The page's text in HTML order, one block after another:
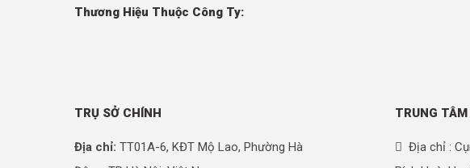
Thương Hiệu Thuộc Công Ty:
TRỤ SỞ CHÍNH
Địa chỉ: TT01A-6, KĐT Mộ Lao, Phường Hà
TRUNG
Địa chỉ :